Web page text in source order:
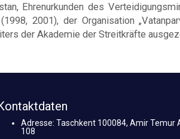
Ehrenurkunden des
2001), der Organisation
der Akademie der Streitkräfte
Adresse: Taschkent 100084, Amir Temur
108